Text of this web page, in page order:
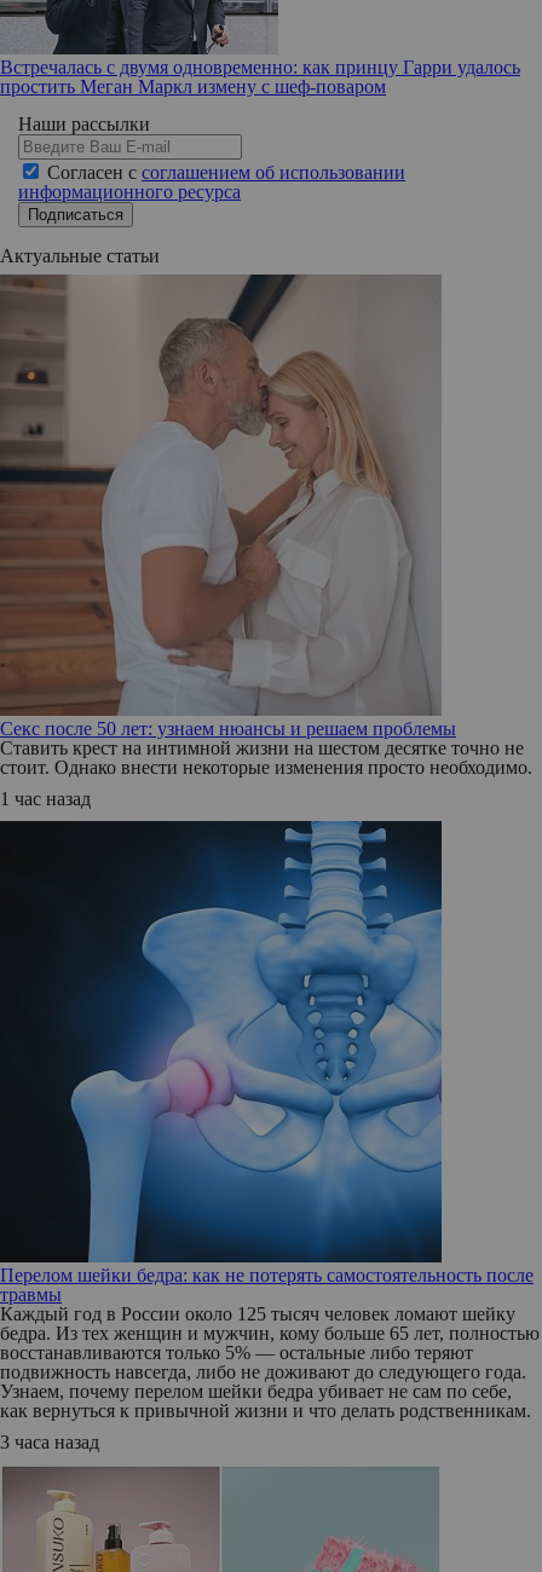
Встречалась с двумя одновременно: как принцу Гарри удалось
простить Меган Маркл измену с шеф-поваром
Наши рассылки
Согласен с соглашением об использовании
информационного ресурса
Подписаться
Актуальные статьи
Секс после 50 лет: узнаем нюансы и решаем проблемы
Ставить крест на интимной жизни на шестом десятке точно не
стоит. Однако внести некоторые изменения просто необходимо.
1 час назад
Перелом шейки бедра: как не потерять самостоятельность после
травмы
Каждый год в России около 125 тысяч человек ломают шейку
бедра. Из тех женщин и мужчин, кому больше 65 лет, полностью
восстанавливаются только 5% — остальные либо теряют
подвижность навсегда, либо не доживают до следующего года.
Узнаем, почему перелом шейки бедра убивает не сам по себе,
как вернуться к привычной жизни и что делать родственникам.
3 часа назад